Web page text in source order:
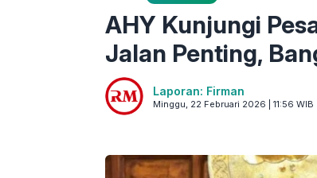
AHY Kunjungi
Jalan Penting,
Laporan: Firman
Minggu, 22 Februari 2026 | 11:56 WIB